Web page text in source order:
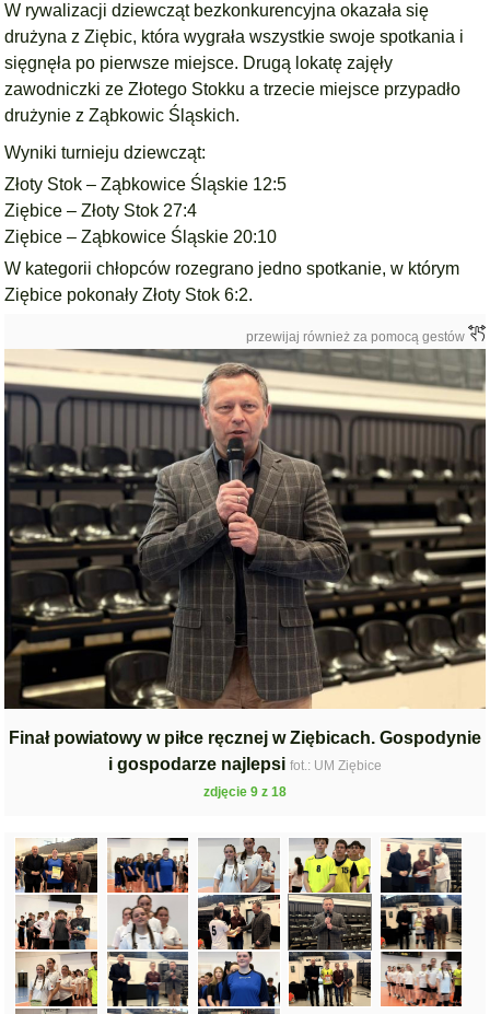
W rywalizacji dziewcząt bezkonkurencyjna okazała się
drużyna zZiębic, która wygrała wszystkie swoje spotkania i
sięgnęła po pierwsze miejsce. Drugą lokatę zajęły
zawodniczki zeZłotego Stokku a trzecie miejsce przypadło
drużynie zZąbkowic Śląskich.
Wyniki turnieju dziewcząt:
Złoty Stok – Ząbkowice Śląskie 12:5
Ziębice – Złoty Stok 27:4
Ziębice – Ząbkowice Śląskie 20:10
W kategorii chłopców rozegrano jedno spotkanie, w którym
Ziębice pokonałyZłoty Stok 6:2.
przewijaj również za pomocą gestów
Finał powiatowy w piłce ręcznej w Ziębicach. Gospodynie
i gospodarze najlepsi fot.: UM Ziębice
zdjęcie 9 z 18